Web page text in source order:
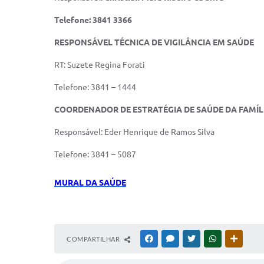
Telefone: 3841 3366
RESPONSÁVEL TÉCNICA DE VIGILÂNCIA EM SAÚDE
RT: Suzete Regina Forati
Telefone: 3841 – 1444
COORDENADOR DE ESTRATÉGIA DE SAÚDE DA
Responsável: Eder Henrique de Ramos Silva
Telefone: 3841 – 5087
MURAL DA SAÚDE
COMPARTILHAR FACEBOOKMESSENGER
TWITTERWHATSAPP